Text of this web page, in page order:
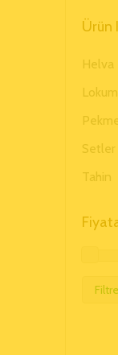
Ürün
Helva
Lokum
Setler
Tahin